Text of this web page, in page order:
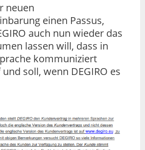
neuen
einen Passus,
auch nun wieder das
lassen will, dass in
kommuniziert
soll, wenn DEGIRO es